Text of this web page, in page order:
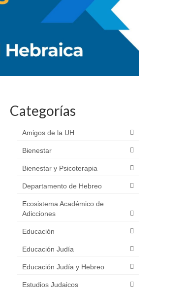
Categorías
Amigos de la UH
Bienestar
Bienestar y Psicoterapia
Departamento de Hebreo
Ecosistema Académico de
Adicciones
Educación
Educación Judía
Educación Judía y Hebreo
Estudios Judaicos